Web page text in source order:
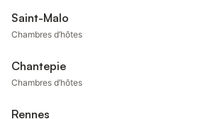
Saint-Malo
Chambres d’hôtes
Chantepie
Chambres d’hôtes
Rennes